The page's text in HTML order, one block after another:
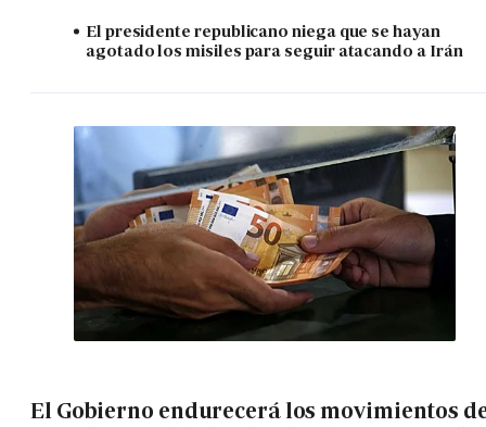
El presidente republicano niega que se hayan
agotado los misiles para seguir atacando a Irán
El Gobierno endurecerá los movimientos